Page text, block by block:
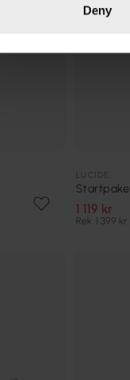
Deny
1 119 kr
Rek. 1 399 kr